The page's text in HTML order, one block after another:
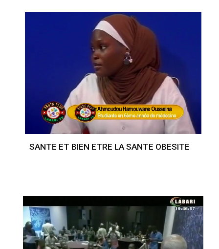
SANTE ET BIEN ETRE LA SANTE OBESITE